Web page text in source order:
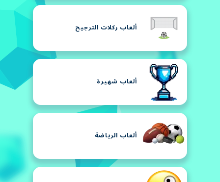
ألعاب ركلات الترجيح
ألعاب شهيرة
ألعاب الرياضة